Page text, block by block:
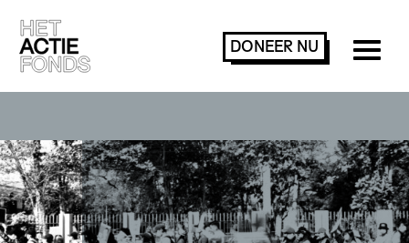
DONEER NU